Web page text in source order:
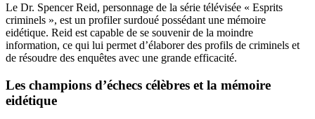
Le Dr. Spencer Reid, personnage de la série télévisée « Esprits
criminels », est un profiler surdoué possédant une mémoire
eidétique. Reid est capable de se souvenir de la moindre
information, ce qui lui permet d’élaborer des profils de criminels et
de résoudre des enquêtes avec une grande efficacité.
Les champions d’échecs célèbres et la mémoire
eidétique